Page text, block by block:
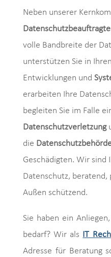
Neben unserer
volle Bandbreite der
unterstützen Sie in
Entwicklungen und
erarbeiten Ihre
begleiten Sie im Falle
Datenschutzverletzung
die
Geschädigten. Wir sind
Datenschutz,
Außen schützend.
Sie haben ein
bedarf? Wir als IT
Adresse für Beratung